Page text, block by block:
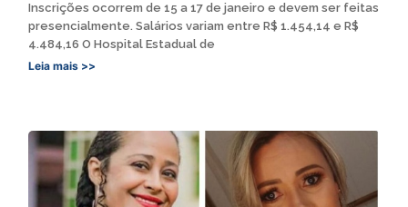
Inscrições ocorrem de 15 a 17 de janeiro e devem ser feitas
presencialmente. Salários variam entre R$ 1.454,14 e R$
4.484,16 O Hospital Estadual de
Leia mais >>